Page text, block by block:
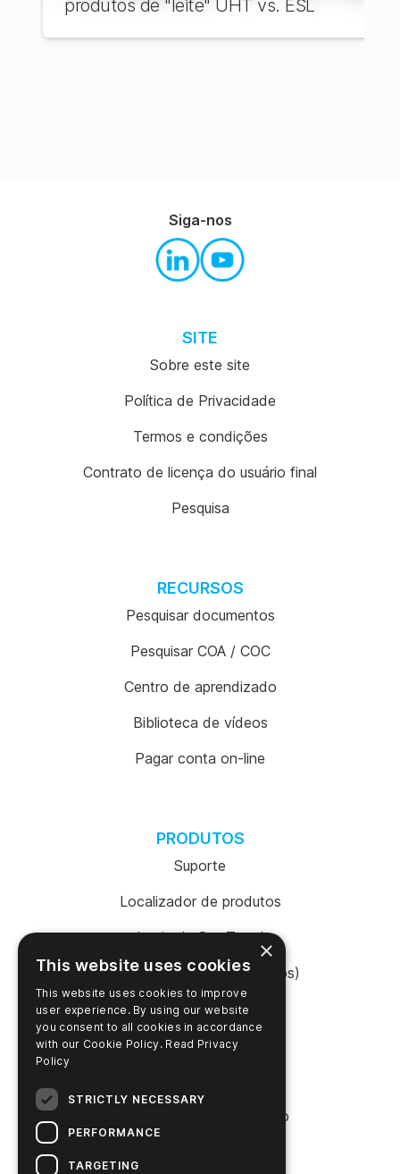
produtos de "leite" UHT vs. ESL
SITE
Sobre este site
Política de Privacidade
Termos e condições
Contrato de licença do usuário final
Pesquisa
RECURSOS
Pesquisar documentos
Pesquisar COA / COC
Centro de aprendizado
Biblioteca de vídeos
Pagar conta on-line
PRODUTOS
Suporte
Localizador de produtos
Login da SureTrend
Shop Online (Estados Unidos)
Shop Online (Austrália)
Entre em contato conosco
Siga-nos
×
This website uses cookies
This website uses cookies to improve
user experience. By using our website
you consent to all cookies in accordance
with our Cookie Policy. Read Privacy
Policy
STRICTLY NECESSARY
PERFORMANCE
TARGETING